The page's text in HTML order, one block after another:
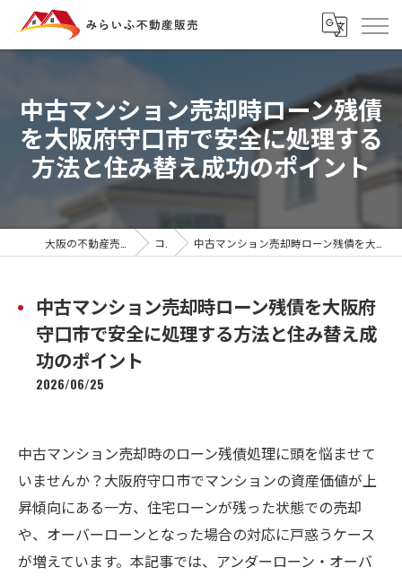
中古マンション売却時ローン残債
を大阪府守口市で安全に処理する
方法と住み替え成功のポイント
コラム 中古マンション売却時ローン残債を大阪府守口市で安全に処理する方法と住み替え成功のポイント
中古マンション売却時ローン残債を大阪府
守口市で安全に処理する方法と住み替え成
功のポイント
2026/06/25
中古マンション売却時のローン残債処理に頭を悩ませて
いませんか？大阪府守口市でマンションの資産価値が上
昇傾向にある一方、住宅ローンが残った状態での売却
や、オーバーローンとなった場合の対応に戸惑うケース
が増えています。本記事では、アンダーローン・オーバ